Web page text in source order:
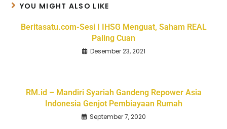
YOU MIGHT ALSO LIKE
Beritasatu.com-Sesi I IHSG Menguat, Saham REAL
Paling Cuan
Desember 23, 2021
RM.id – Mandiri Syariah Gandeng Repower Asia
Indonesia Genjot Pembiayaan Rumah
September 7, 2020